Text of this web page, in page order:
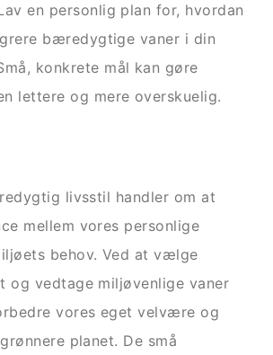
en personlig plan for, hvordan
bæredygtige vaner i din
konkrete mål kan gøre
lettere og mere overskuelig.
livsstil handler om at
mellem vores personlige
behov. Ved at vælge
og vedtage miljøvenlige vaner
vores eget velvære og
planet. De små